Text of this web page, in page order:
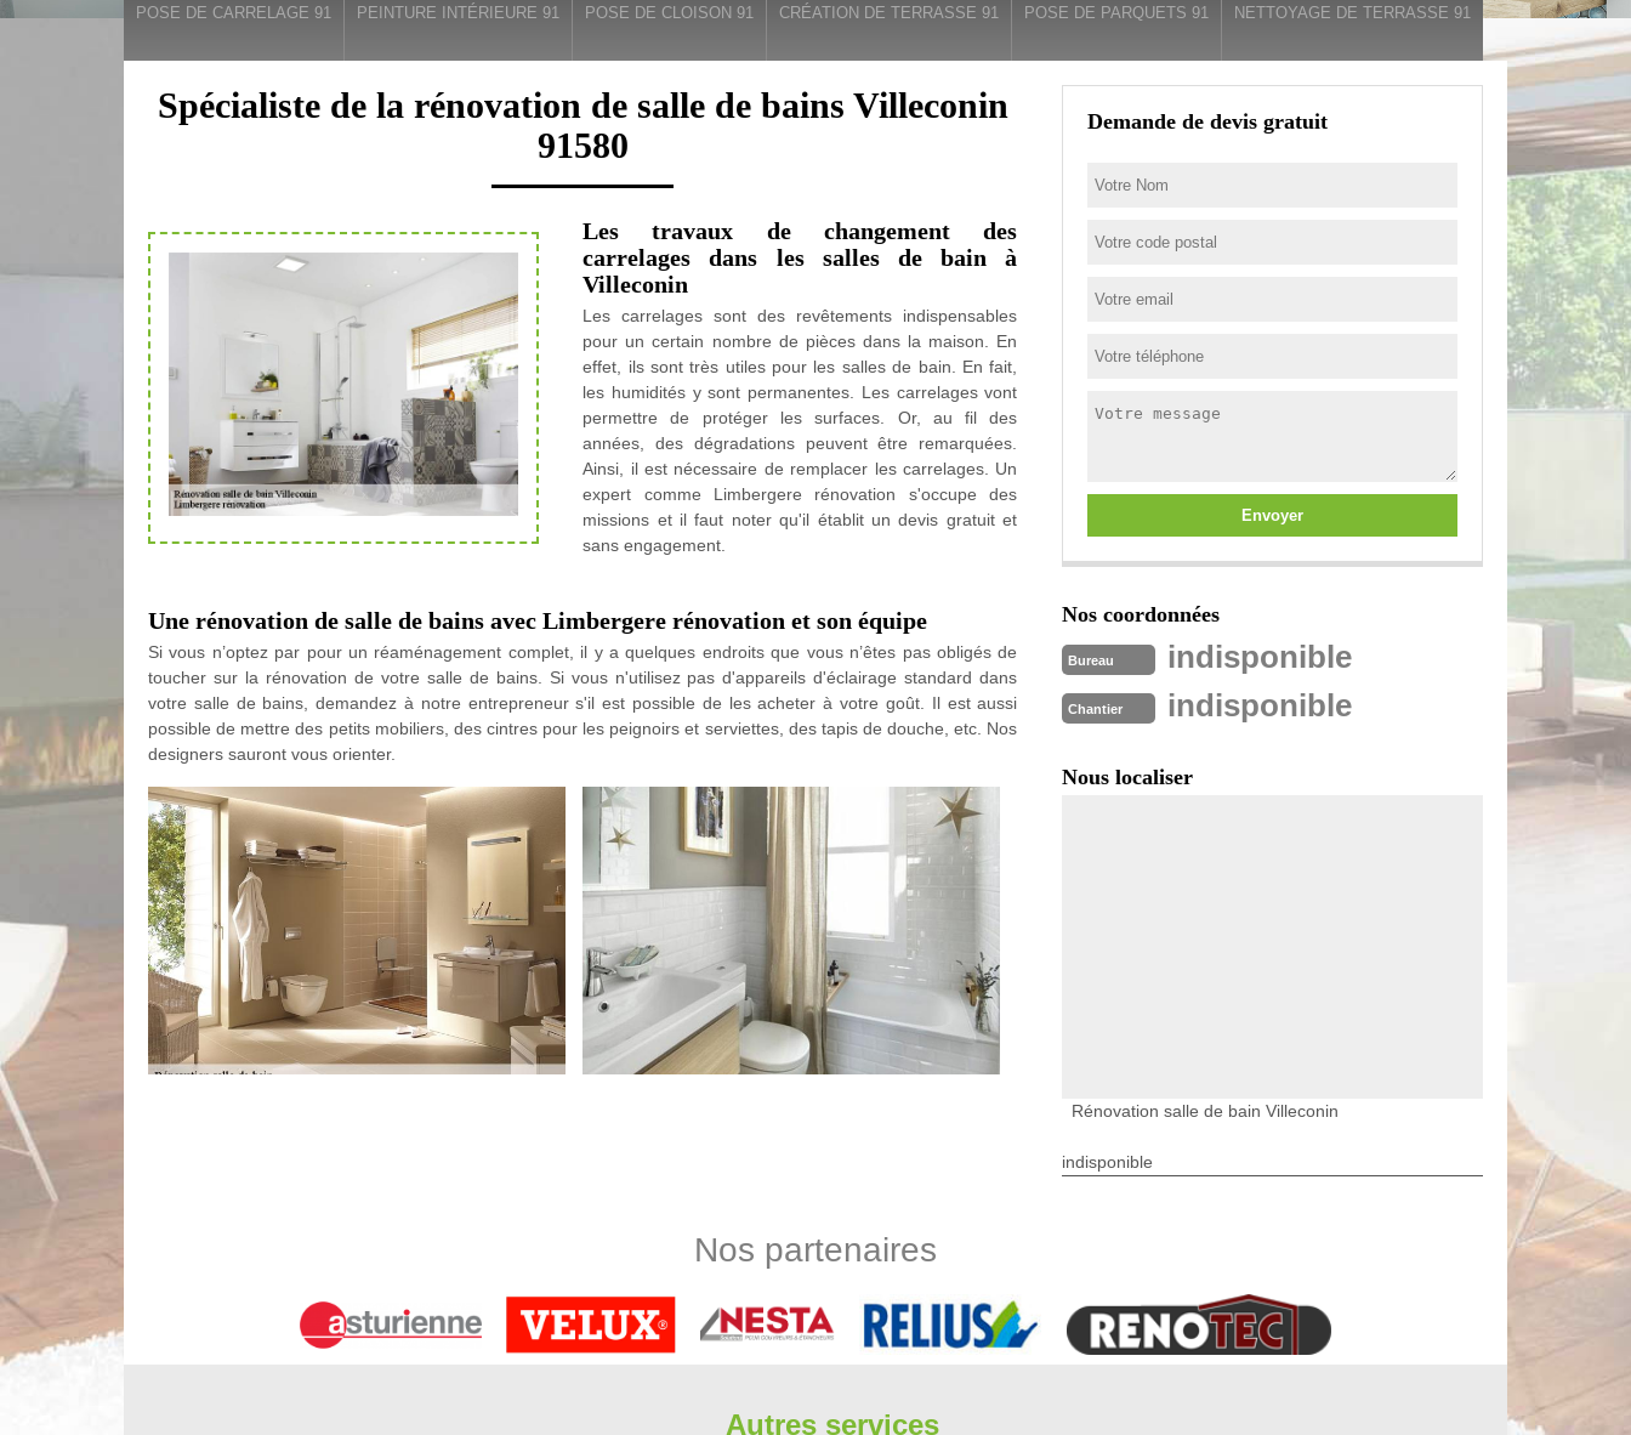
POSE DE CARRELAGE 91 PEINTURE INTÉRIEURE 91 POSE DE CLOISON 91 CRÉATION DE TERRASSE 91 POSE DE PARQUETS 91 NETTOYAGE DE TERRASSE 91
Spécialiste de la rénovation de salle de bains Villeconin
91580
Les travaux de changement des
carrelages dans les salles de bain à
Villeconin
Les carrelages sont des revêtements indispensables
pour un certain nombre de pièces dans la maison. En
effet, ils sont très utiles pour les salles de bain. En fait,
les humidités y sont permanentes. Les carrelages vont
permettre de protéger les surfaces. Or, au fil des
années, des dégradations peuvent être remarquées.
Ainsi, il est nécessaire de remplacer les carrelages. Un
expert comme Limbergere rénovation s'occupe des
missions et il faut noter qu'il établit un devis gratuit et
sans engagement.
Une rénovation de salle de bains avec Limbergere rénovation et son équipe
Si vous n’optez par pour un réaménagement complet, il y a quelques endroits que vous n’êtes pas obligés de
toucher sur la rénovation de votre salle de bains. Si vous n'utilisez pas d'appareils d'éclairage standard dans
votre salle de bains, demandez à notre entrepreneur s'il est possible de les acheter à votre goût. Il est aussi
possible de mettre des petits mobiliers, des cintres pour les peignoirs et serviettes, des tapis de douche, etc. Nos
designers sauront vous orienter.
niveau plus élevé de savoir-faire et devrait donc être laissée aux professionnels comme ceux de Limbergere
Les travaux à confier à Limbergere rénovation à Villeconin
Limbergere rénovation est un professionnel qui s'occupe des salles de bain. En effet, il est possible de réaliser
Demande de devis gratuit
Nos coordonnées
Bureau indisponible
Chantier indisponible
Nous localiser
Rénovation salle de bain Villeconin
indisponible
Nos partenaires
Autres services